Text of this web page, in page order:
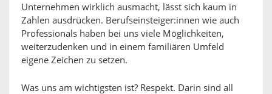
Unternehmen wirklich ausmacht, lässt sich kaum in
Zahlen ausdrücken. Berufseinsteiger:innen wie auch
Professionals haben bei uns viele Möglichkeiten,
weiterzudenken und in einem familiären Umfeld
eigene Zeichen zu setzen.
Was uns am wichtigsten ist? Respekt. Darin sind all